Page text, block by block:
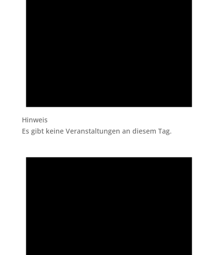
Hinweis
Es gibt keine Veranstaltungen an diesem Tag.